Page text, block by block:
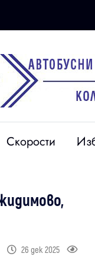
Скорости
26 дек 2025